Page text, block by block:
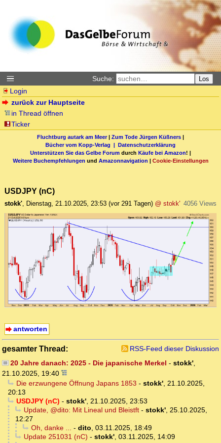
Suche: Los
Login
zurück zur Hauptseite
in Thread öffnen
Ticker
Fluchtburg autark am Meer| Zum Tode Jürgen Küßners |
Bücher vom Kopp-Verlag | Datenschutzerklärung
Unterstützen Sie das Gelbe Forum durch Käufe bei Amazon! |
Weitere Buchempfehlungen und Amazonnavigation | Cookie-Einstellungen
USDJPY (nC)
stokk', Dienstag, 21.10.2025, 23:53 (vor 291 Tagen) @ stokk' 4056 Views
antworten
gesamter Thread:
RSS-Feed dieser Diskussion
20 Jahre danach: 2025 - Die japanische Merkel - stokk',
21.10.2025, 19:40
Die erzwungene Öffnung Japans 1853 - stokk', 21.10.2025,
20:13
USDJPY (nC) - stokk', 21.10.2025, 23:53
Update, @dito: Mit Lineal und Bleistft- stokk', 25.10.2025,
12:27
Oh, danke ... - dito, 03.11.2025, 18:49
Update 251031 (nC) - stokk', 03.11.2025, 14:09